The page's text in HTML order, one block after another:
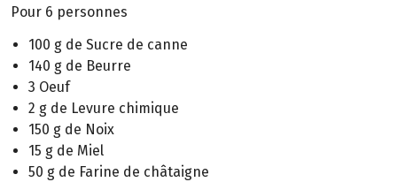
Pour 6 personnes
100 g de Sucre de canne
140 g de Beurre
3 Oeuf
2 g de Levure chimique
150 g de Noix
15 g de Miel
50 g de Farine de châtaigne